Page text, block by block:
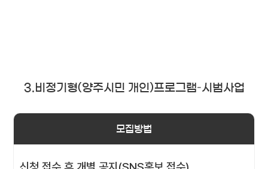
3.비정기형(양주시민 개인)프로그램–시범사업
모집방법